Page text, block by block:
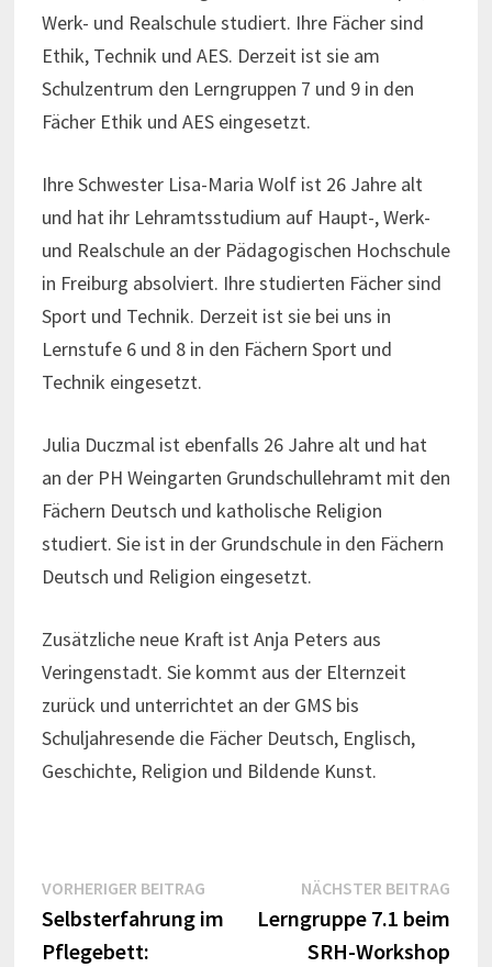
Werk- und Realschule studiert. Ihre Fächer sind
Ethik, Technik und AES. Derzeit ist sie am
Schulzentrum den Lerngruppen 7 und 9 in den
Fächer Ethik und AES eingesetzt.
Ihre Schwester Lisa-Maria Wolf ist 26 Jahre alt
und hat ihr Lehramtsstudium auf Haupt-, Werk-
und Realschule an der Pädagogischen Hochschule
in Freiburg absolviert. Ihre studierten Fächer sind
Sport und Technik. Derzeit ist sie bei uns in
Lernstufe 6 und 8 in den Fächern Sport und
Technik eingesetzt.
Julia Duczmal ist ebenfalls 26 Jahre alt und hat
an der PH Weingarten Grundschullehramt mit den
Fächern Deutsch und katholische Religion
studiert. Sie ist in der Grundschule in den Fächern
Deutsch und Religion eingesetzt.
Zusätzliche neue Kraft ist Anja Peters aus
Veringenstadt. Sie kommt aus der Elternzeit
zurück und unterrichtet an der GMS bis
Schuljahresende die Fächer Deutsch, Englisch,
Geschichte, Religion und Bildende Kunst.
Beitrags-
Navigation
VORHERIGER BEITRAGVorheriger
Beitrag:
Selbsterfahrung im
Pflegebett:
NÄCHSTER BEITRAG
Lerngruppe 7.1 beim
SRH-Workshop